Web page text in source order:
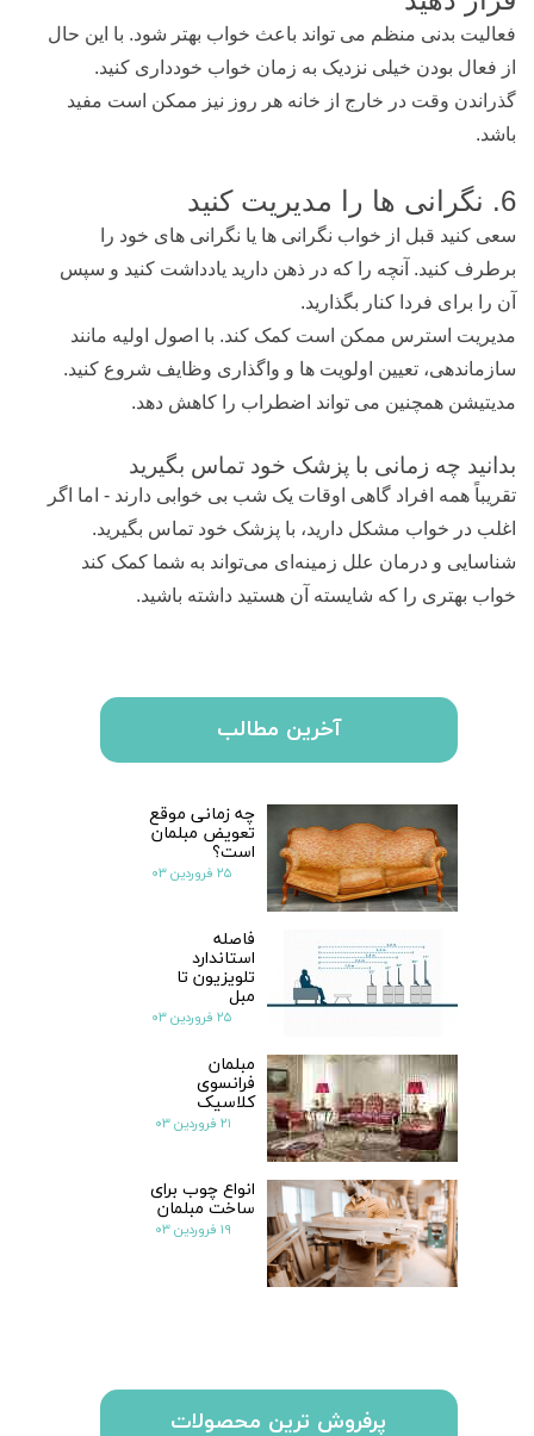
فعالیت بدنی منظم می تواند باعث خواب بهتر شود. با این حال
از فعال بودن خیلی نزدیک به زمان خواب خودداری کنید.
گذراندن وقت در خارج از خانه هر روز نیز ممکن است مفید
باشد.
6. نگرانی ها را مدیریت کنید
سعی کنید قبل از خواب نگرانی ها یا نگرانی های خود را
برطرف کنید. آنچه را که در ذهن دارید یادداشت کنید و سپس
آن را برای فردا کنار بگذارید.
مدیریت استرس ممکن است کمک کند. با اصول اولیه مانند
سازماندهی، تعیین اولویت ها و واگذاری وظایف شروع کنید.
مدیتیشن همچنین می تواند اضطراب را کاهش دهد.
بدانید چه زمانی با پزشک خود تماس بگیرید
تقریباً همه افراد گاهی اوقات یک شب بی خوابی دارند - اما اگر
اغلب در خواب مشکل دارید، با پزشک خود تماس بگیرید.
شناسایی و درمان علل زمینه‌ای می‌تواند به شما کمک کند
خواب بهتری را که شایسته آن هستید داشته باشید.
پرفروش ترین محصولات
آخرین مطالب
چه زمانی موقع
تعویض مبلمان
است؟
۲۵ فروردین ۰۳
فاصله
استاندارد
تلویزیون تا
مبل
۲۵ فروردین ۰۳
مبلمان
فرانسوی
کلاسیک
۲۱ فروردین ۰۳
انواع چوب برای
ساخت مبلمان
۱۹ فروردین ۰۳